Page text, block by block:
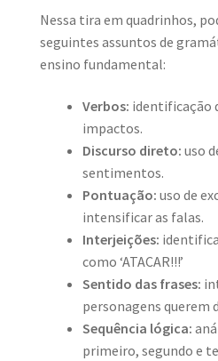
Nessa tira em quadrinhos,
seguintes assuntos de
ensino fundamental:
Verbos: identificação
impactos.
Discurso direto: uso
sentimentos.
Pontuação: uso de
intensificar as falas.
Interjeições:
como ‘ATACAR!!!’
Sentido das frases:
personagens querem
Sequência lógica:
primeiro, segundo e